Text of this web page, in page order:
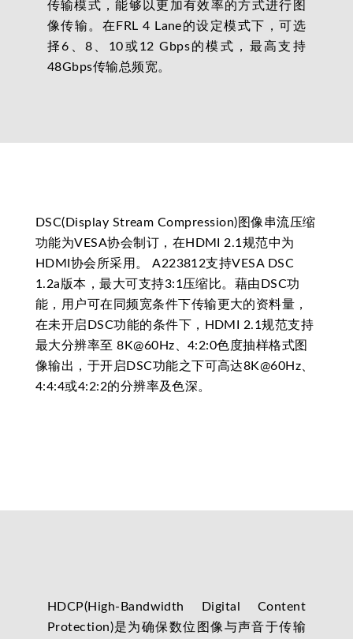
传输模式，能够以更加有效率的方式进行图
像传输。在FRL 4 Lane的设定模式下，可选
择6、8、10或12 Gbps的模式，最高支持
48Gbps传输总频宽。
DSC(Display Stream Compression)图像串流压缩
功能为VESA协会制订，在HDMI 2.1规范中为
HDMI协会所采用。 A223812支持VESA DSC
1.2a版本，最大可支持3:1压缩比。藉由DSC功
能，用户可在同频宽条件下传输更大的资料量，
在未开启DSC功能的条件下，HDMI 2.1规范支持
最大分辨率至 8K@60Hz、4:2:0色度抽样格式图
像输出，于开启DSC功能之下可高达8K@60Hz、
4:4:4或4:2:2的分辨率及色深。
HDCP(High-Bandwidth Digital Content
Protection)是为确保数位图像与声音于传输